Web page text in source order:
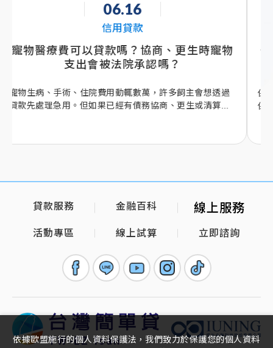
04.22
信用貸款
保單借款是什麼？能借多少、利率怎麼算與
申請重點一次看懂｜台灣簡單貸
保單借款是用保單價值準備金向保險公司借款。本文整理
保單借款可借額度、利率、撥款時間、申請流程、優缺...
貸款服務 金融百科 線上服務
活動專區 線上試算 立即諮詢
依據歐盟施行的個人資料保護法，我們致力於保護您的個人資料